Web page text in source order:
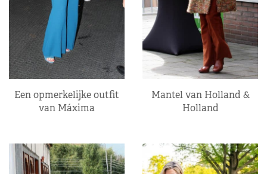
Een opmerkelijke outfit
van Máxima
Mantel van Holland &
Holland